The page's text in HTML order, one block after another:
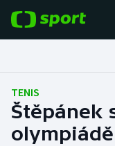
Fotbal
Hokej
TENIS
Štěpánek